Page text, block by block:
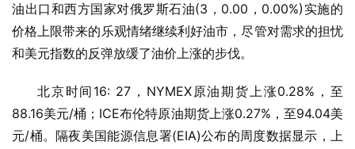
油出口和西方国家对俄罗斯石油(3，0.00，0.00%)实施的
价格上限带来的乐观情绪继续利好油市，尽管对需求的担忧
和美元指数的反弹放缓了油价上涨的步伐。
北京时间16: 27，NYMEX原油期货上涨0.28%，至
88.16美元/桶；ICE布伦特原油期货上涨0.27%，至94.04美
元/桶。隔夜美国能源信息署(EIA)公布的周度数据显示，上